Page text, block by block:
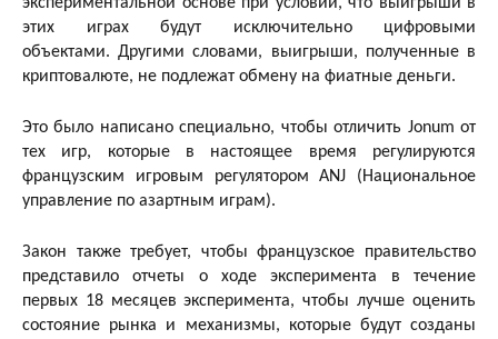
этих играх будут исключительно цифровыми
объектами. Другими словами, выигрыши, полученные в
криптовалюте, не подлежат обмену на фиатные деньги.
Это было написано специально, чтобы отличить Jonum от
тех игр, которые в настоящее время регулируются
французским игровым регулятором ANJ (Национальное
управление по азартным играм).
Закон также требует, чтобы французское правительство
представило отчеты о ходе эксперимента в течение
первых 18 месяцев эксперимента, чтобы лучше оценить
состояние рынка и механизмы, которые будут созданы